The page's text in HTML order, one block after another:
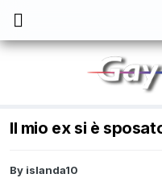
Il mio ex si è
By islanda10